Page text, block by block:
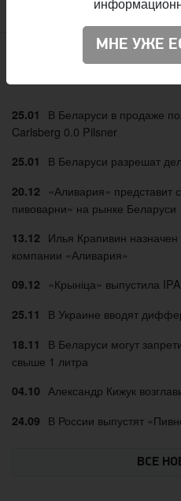
Свежие материалы
25.01
В Беларуси в продаже
Carlsberg 0.0 Pilsner
25.01 В Беларуси разрешат
20.12
«Аливария» представит
пивоварни» на рынке Беларуси
13.12 Илья Крапивин
компании «Аливария»
09.12 «Крыніца» выпустила
25.11 В Украине вводят
18.11
В Беларуси могут
свыше 1 литра
04.10 Александр Кижук
24.09 В России выпустят
ВСЕ
МНЕ УЖЕ